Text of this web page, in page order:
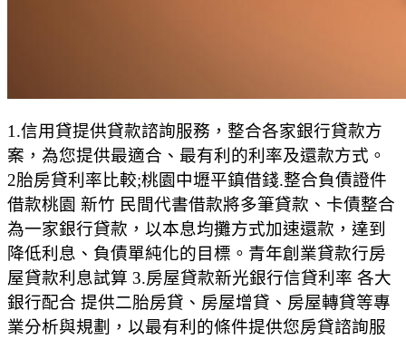
1.信用貸提供貸款諮詢服務，整合各家銀行貸款方
案，為您提供最適合、最有利的利率及還款方式。
2胎房貸利率比較;桃園中壢平鎮借錢.整合負債證件
借款桃園 新竹 民間代書借款將多筆貸款、卡債整合
為一家銀行貸款，以本息均攤方式加速還款，達到
降低利息、負債單純化的目標。青年創業貸款行房
屋貸款利息試算 3.房屋貸款新光銀行信貸利率 各大
銀行配合 提供二胎房貸、房屋增貸、房屋轉貸等專
業分析與規劃，以最有利的條件提供您房貸諮詢服